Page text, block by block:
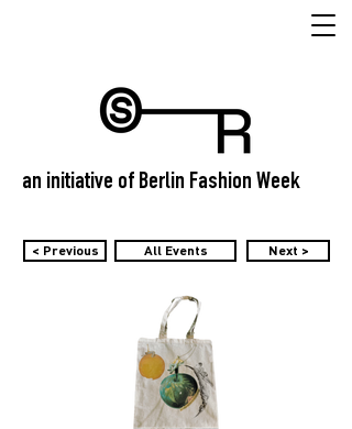
an initiative of Berlin Fashion Week
< Previous All Events Next >